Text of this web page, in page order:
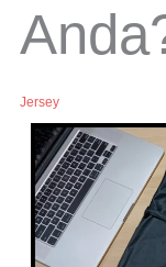
Jersey